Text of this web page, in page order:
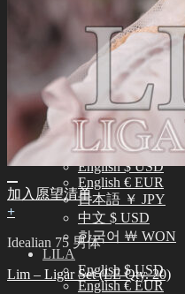
日本語 ￥ JPY
中文 $ USD
한국어 ￦ WON
IDEALIAN
English $ USD
日本語 ￥ JPY
中文 $ USD
한국어 ￦ WON
ROSETTE
English $ USD
English € EUR
日本語 ￥ JPY
中文 $ USD
한국어 ￦ WON
LILA
English $ USD
English € EUR
加入愿望清单
+
Idealian 75 男体
Lim – Ligar Set (LE Qty. 20)